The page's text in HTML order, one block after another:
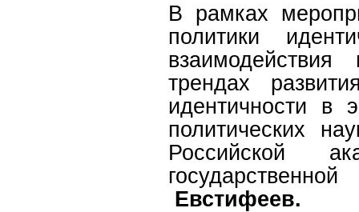
В рамках
политики
трендах
идентичности в
политических
Российской
Евстифеев.